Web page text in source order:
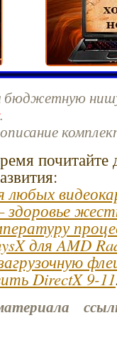
бюджетную
.
почитайте
любых
для AMD
DirectX 9-11